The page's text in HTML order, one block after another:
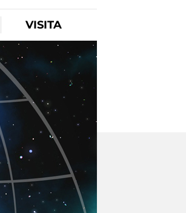
VISITA